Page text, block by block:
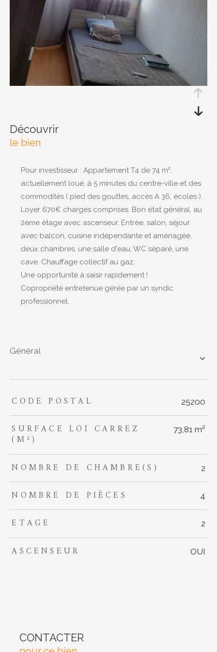
découvrir
le bien
Pour investisseur : Appartement T4 de 74 m²,
actuellement loué, à 5 minutes du centre-ville et des
commodités ( pied des gouttes, accès A 36, écoles ).
Loyer 670€ charges comprises. Bon état général, au
2ème étage avec ascenseur. Entrée, salon, séjour
avec balcon, cuisine indépendante et aménagée,
deux chambres, une salle d'eau, WC séparé, une
cave. Chauffage collectif au gaz.
Une opportunité à saisir rapidement !
Copropriété entretenue gérée par un syndic
professionnel.
général
TRAD_ZEPHYR_Caracteristique TRAD_ZEPHYR_Valeurs
CODE POSTAL 25200
SURFACE LOI CARREZ
(M²)
73,81 m²
NOMBRE DE CHAMBRE(S) 2
NOMBRE DE PIÈCES 4
ETAGE 2
ASCENSEUR OUI
CONTACTER